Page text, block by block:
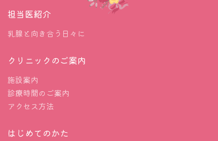
担当医紹介
乳腺と向き合う日々に
クリニックのご案内
施設案内
診療時間のご案内
アクセス方法
はじめてのかた